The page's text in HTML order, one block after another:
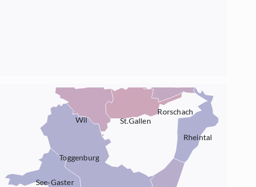
Wil
Toggenburg
See-Gaster
Rheintal
Rorschach
St.Gallen